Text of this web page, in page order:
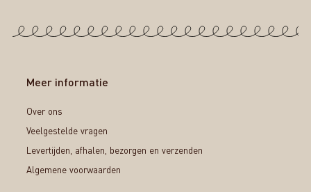
Meer informatie
Over ons
Veelgestelde vragen
Levertijden, afhalen, bezorgen en verzenden
Algemene voorwaarden